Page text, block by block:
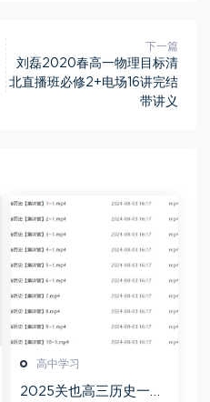
下一篇
刘磊2020春高一物理目标清
北直播班必修2+电场16讲完结
带讲义
高中学习
2025关也高三历史一轮